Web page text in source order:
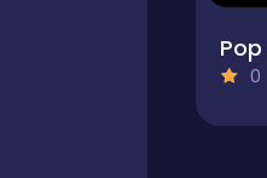
Pop
0